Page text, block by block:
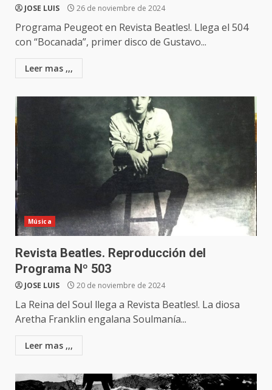
JOSE LUIS 26 de noviembre de 2024
Programa Peugeot en Revista Beatles!. Llega el 504
con “Bocanada”, primer disco de Gustavo...
Leer mas ,,,
Música
Revista Beatles. Reproducción del
Programa Nº 503
JOSE LUIS 20 de noviembre de 2024
La Reina del Soul llega a Revista Beatles!. La diosa
Aretha Franklin engalana Soulmanía...
Leer mas ,,,